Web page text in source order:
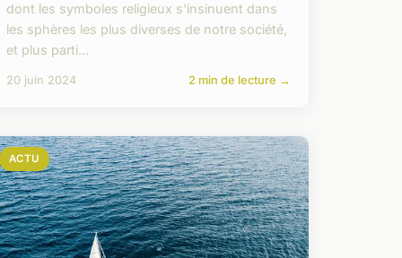
dont les symboles religieux s'insinuent dans
les sphères les plus diverses de notre société,
et plus parti...
20 juin 2024 2 min de lecture →
ACTU